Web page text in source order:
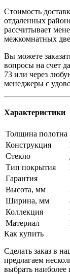
Стоимость
отдаленных
рассчитывает
межкомнатных
Вы можете
вопросы на счет
73 или через
менеджеры с
Характеристики
Толщина полотна
Конструкция
Стекло
Тип покрытия
Гарантия
Высота, мм
Ширина, мм
Коллекция
Материал
Как купить
Сделать заказ в
предлагаем
выбрать